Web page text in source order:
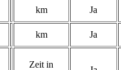
km Ja
km Ja
Zeit in